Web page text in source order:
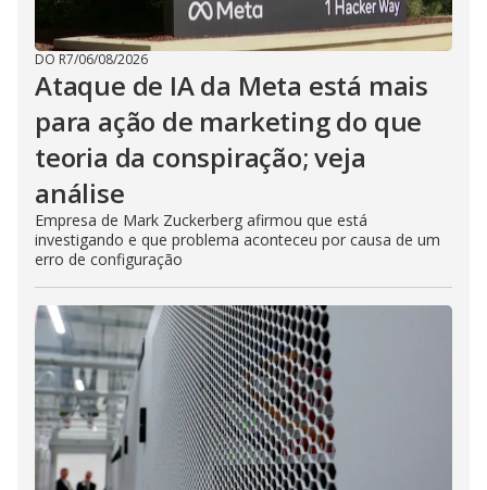
DO R7/06/08/2026
Ataque de IA da Meta está mais
para ação de marketing do que
teoria da conspiração; veja
análise
Empresa de Mark Zuckerberg afirmou que está
investigando e que problema aconteceu por causa de um
erro de configuração